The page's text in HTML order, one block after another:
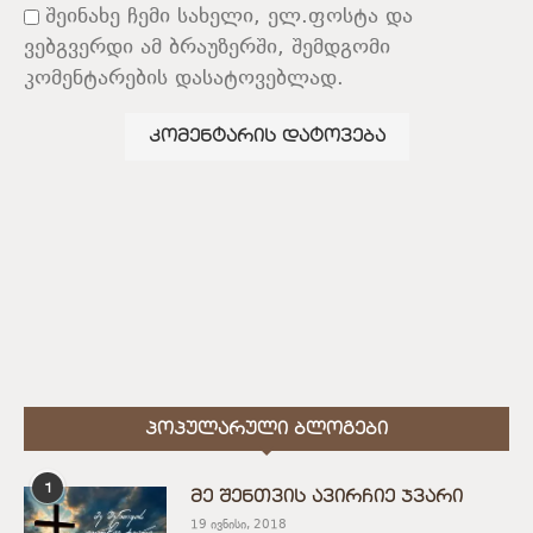
შეინახე ჩემი სახელი, ელ.ფოსტა და
ვებგვერდი ამ ბრაუზერში, შემდგომი
კომენტარების დასატოვებლად.
ᲞᲝᲞᲣᲚᲐᲠᲣᲚᲘ ᲑᲚᲝᲒᲔᲑᲘ
1
მე შენთვის ავირჩიე ჯვარი
19 ივნისი, 2018